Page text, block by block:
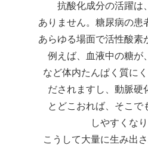
抗酸化成分の活躍は
ありません。糖尿病の患
あらゆる場面で活性酸素
例えば、血液中の糖が
など体内たんぱく質に
だされますし、動脈硬
とどこおれば、そこで
しやすくなり
こうして大量に生み出